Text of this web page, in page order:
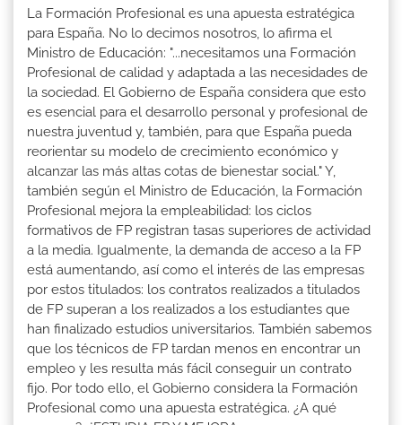
La Formación Profesional es una apuesta estratégica
para España. No lo decimos nosotros, lo afirma el
Ministro de Educación: "...necesitamos una Formación
Profesional de calidad y adaptada a las necesidades de
la sociedad. El Gobierno de España considera que esto
es esencial para el desarrollo personal y profesional de
nuestra juventud y, también, para que España pueda
reorientar su modelo de crecimiento económico y
alcanzar las más altas cotas de bienestar social." Y,
también según el Ministro de Educación, la Formación
Profesional mejora la empleabilidad: los ciclos
formativos de FP registran tasas superiores de actividad
a la media. Igualmente, la demanda de acceso a la FP
está aumentando, así como el interés de las empresas
por estos titulados: los contratos realizados a titulados
de FP superan a los realizados a los estudiantes que
han finalizado estudios universitarios. También sabemos
que los técnicos de FP tardan menos en encontrar un
empleo y les resulta más fácil conseguir un contrato
fijo. Por todo ello, el Gobierno considera la Formación
Profesional como una apuesta estratégica. ¿A qué